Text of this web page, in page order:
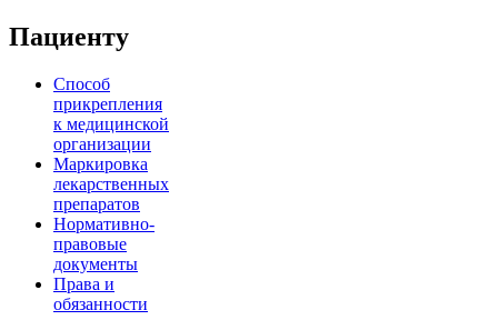
Пациенту
Способ
прикрепления
к медицинской
организации
Маркировка
лекарственных
препаратов
Нормативно-
правовые
документы
Права и
обязанности